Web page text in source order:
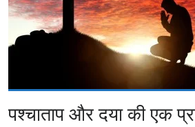
पश्चाताप और दया की एक